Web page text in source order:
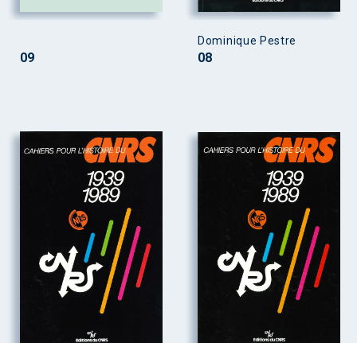
09
Dominique Pestre
08